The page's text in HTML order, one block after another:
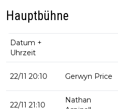
Hauptbühne
Datum +
Uhrzeit
22/11 20:10 Gerwyn Price
22/11 21:10
Nathan